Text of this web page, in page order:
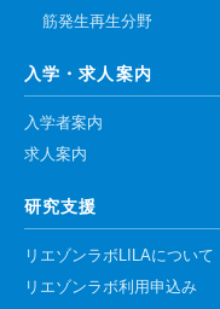
筋発生再生分野
入学・求人案内
入学者案内
求人案内
研究支援
リエゾンラボLILAについて
リエゾンラボ利用申込み